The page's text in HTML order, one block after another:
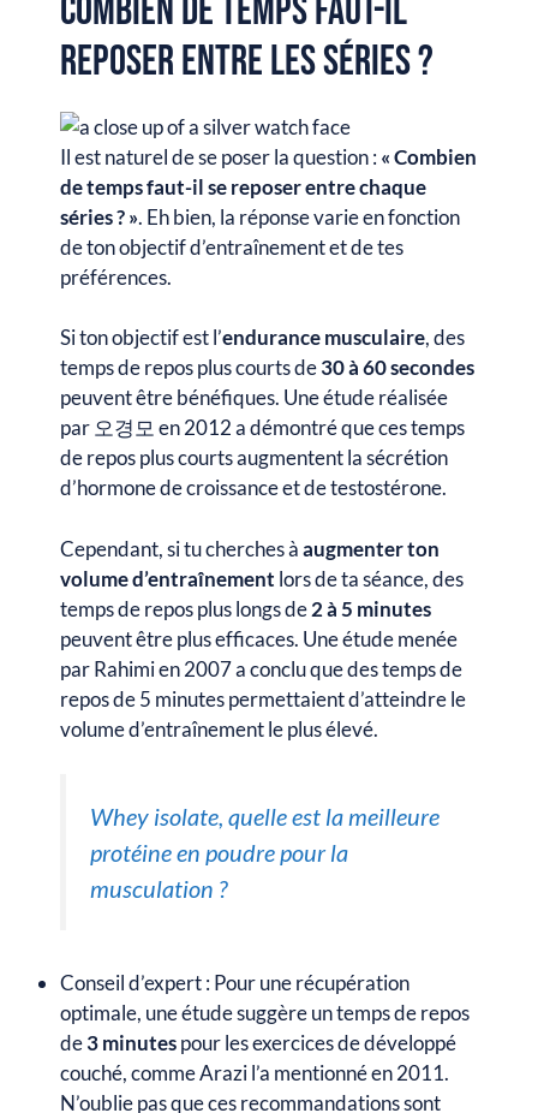
Combien de temps faut-il
reposer entre les séries ?
Il est naturel de se poser la question : « Combien
de temps faut-il se reposer entre chaque
séries ? ». Eh bien, la réponse varie en fonction
de ton objectif d’entraînement et de tes
préférences.
Si ton objectif est l’endurance musculaire, des
temps de repos plus courts de30 à 60 secondes
peuvent être bénéfiques. Une étude réalisée
par 오경모 en 2012 a démontré que ces temps
de repos plus courts augmentent la sécrétion
d’hormone de croissance et de testostérone.
Cependant, si tu cherches àaugmenter ton
volume d’entraînement lors de ta séance, des
temps de repos plus longs de2 à 5 minutes
peuvent être plus efficaces. Une étude menée
par Rahimi en 2007 a conclu que des temps de
repos de 5 minutes permettaient d’atteindre le
volume d’entraînement le plus élevé.
Whey isolate, quelle est la meilleure
protéine en poudre pour la
musculation ?
Conseil d’expert : Pour une récupération
optimale, une étude suggère un temps de repos
de3 minutespour les exercices de développé
couché, comme Arazi l’a mentionné en 2011.
N’oublie pas que ces recommandations sont